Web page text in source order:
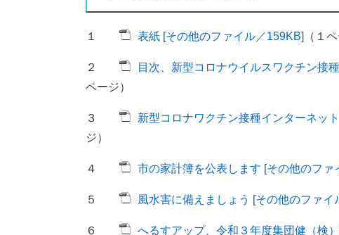
１ 表紙 [その他のファイル／159KB] （１
２ 目次、新型コロナウイルスワクチン接
ページ）
３ 新型コロナワクチン接種インターネッ
ジ）
４ 市の家計簿を公表します [その他のファ
５ 風水害に備えましょう [その他のファイ
６ へるすアップ、令和３年度集団健（検